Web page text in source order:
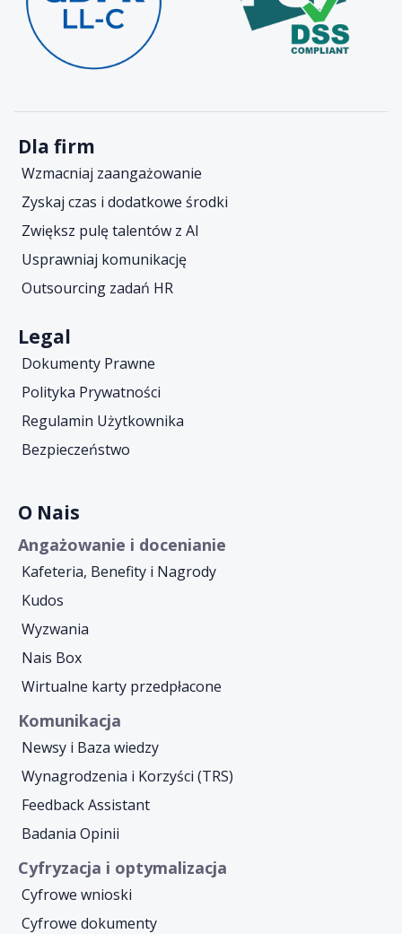
Dla firm
Wzmacniaj zaangażowanie
Zyskaj czas i dodatkowe środki
Zwiększ pulę talentów z AI
Usprawniaj komunikację
Outsourcing zadań HR
Legal
Dokumenty Prawne
Polityka Prywatności
Regulamin Użytkownika
Bezpieczeństwo
O Nais
Angażowanie i docenianie
Kafeteria, Benefity i Nagrody
Kudos
Wyzwania
Nais Box
Wirtualne karty przedpłacone
Komunikacja
Newsy i Baza wiedzy
Wynagrodzenia i Korzyści (TRS)
Feedback Assistant
Badania Opinii
Cyfryzacja i optymalizacja
Cyfrowe wnioski
Cyfrowe dokumenty